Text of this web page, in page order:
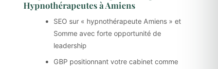
Hypnothérapeutes à Amiens
SEO sur « hypnothérapeute Amiens » et
Somme avec forte opportunité de
leadership
GBP positionnant votre cabinet comme